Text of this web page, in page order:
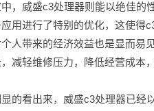
，威盛c3处理器则能以绝佳的
用进行了特别的优化，这使得
人带来的经济效益也是显而易
减轻维修压力，降低经营成本
看出来，威盛c3处理器已经